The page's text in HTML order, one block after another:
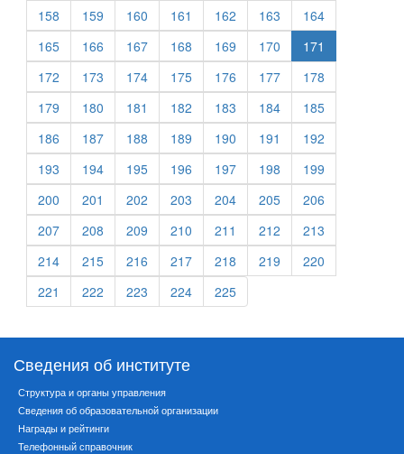
158
159 160 161 162 163
164
165
166 167 168 169 170
171
172
173 174 175 176 177
178
179
180 181 182 183 184
185
186
187 188 189 190 191
192
193
194 195 196 197 198
199
200
201 202 203 204 205
206
207
208 209 210 211 212
213
214
215 216 217 218 219
220
221
222 223 224 225
Сведения об институте
Структура и органы управления
Сведения об образовательной организации
Награды и рейтинги
Телефонный справочник